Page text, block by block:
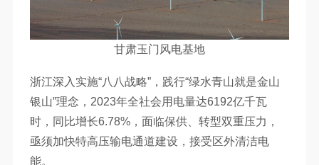
甘肃玉门风电基地
浙江深入实施“八八战略”，践行“绿水青山就是金山
银山”理念，2023年全社会用电量达6192亿千瓦
时，同比增长6.78%，面临保供、转型双重压力，
亟须加快特高压输电通道建设，接受区外清洁电
能。